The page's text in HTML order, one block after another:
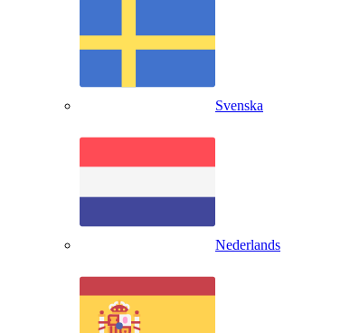
Svenska
Nederlands